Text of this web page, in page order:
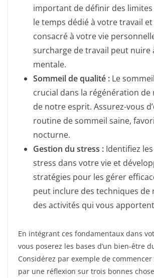
important de définir des
le temps dédié à votre travail et
consacré à votre vie
surcharge de travail peut nuire
mentale.
Sommeil de qualité : Le
crucial dans la régénération
de notre esprit. Assurez-vous
routine de sommeil saine,
nocturne.
Gestion du stress : Identifiez
stress dans votre vie et
stratégies pour les gérer
peut inclure des techniques de
des activités qui vous
En intégrant ces fondamentaux dans
vous poserez les bases d’un bien-être
Considérez par exemple de
par une réflexion sur trois bonnes